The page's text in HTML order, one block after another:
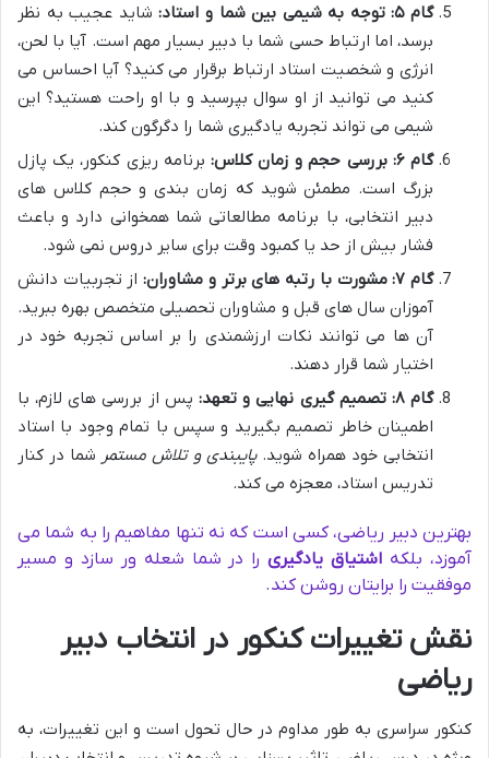
گام ۵: توجه به شیمی بین شما و استاد:
شاید عجیب به نظر
برسد، اما ارتباط حسی شما با دبیر بسیار مهم است. آیا با لحن،
انرژی و شخصیت استاد ارتباط برقرار می کنید؟ آیا احساس می
کنید می توانید از او سوال بپرسید و با او راحت هستید؟ این
شیمی می تواند تجربه یادگیری شما را دگرگون کند.
گام ۶: بررسی حجم و زمان کلاس:
برنامه ریزی کنکور، یک پازل
بزرگ است. مطمئن شوید که زمان بندی و حجم کلاس های
دبیر انتخابی، با برنامه مطالعاتی شما همخوانی دارد و باعث
فشار بیش از حد یا کمبود وقت برای سایر دروس نمی شود.
گام ۷: مشورت با رتبه های برتر و مشاوران:
از تجربیات دانش
آموزان سال های قبل و مشاوران تحصیلی متخصص بهره ببرید.
آن ها می توانند نکات ارزشمندی را بر اساس تجربه خود در
اختیار شما قرار دهند.
گام ۸: تصمیم گیری نهایی و تعهد:
پس از بررسی های لازم، با
اطمینان خاطر تصمیم بگیرید و سپس با تمام وجود با استاد
انتخابی خود همراه شوید.پایبندی و تلاش مستمر شما در کنار
تدریس استاد، معجزه می کند.
بهترین دبیر ریاضی، کسی است که نه تنها مفاهیم را به شما می
آموزد، بلکه اشتیاق یادگیریرا در شما شعله ور سازد و مسیر
موفقیت را برایتان روشن کند.
نقش تغییرات کنکور در انتخاب دبیر
ریاضی
کنکور سراسری به طور مداوم در حال تحول است و این تغییرات، به